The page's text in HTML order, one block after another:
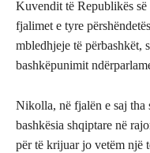
Kuvendit të Republikës
fjalimet e tyre
mbledhjeje të përbashkët,
bashkëpunimit
Nikolla, në fjalën e saj tha
bashkësia shqiptare në
për të krijuar jo vetëm një